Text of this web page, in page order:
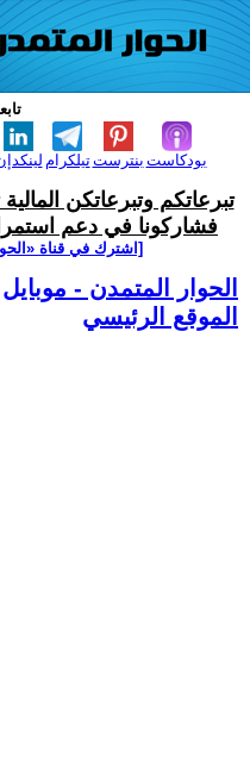
تيلكرامبنترست بودكاست
تبرعاتكم وتبرعاتكن
فشاركونا في دعم
[اشترك في قناة
الحوار المتمدن - موبايل
الموقع الرئيسي